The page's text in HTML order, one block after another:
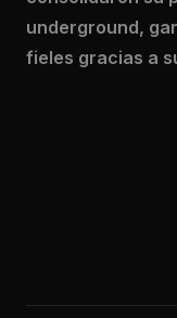
underground,
fieles gracias a